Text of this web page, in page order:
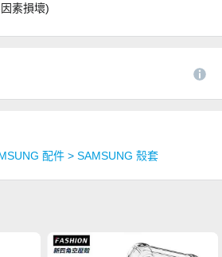
素損壞)
配件 > SAMSUNG 殼套